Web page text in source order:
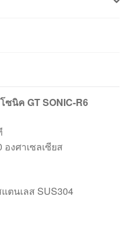
นิค GT SONIC-R6
งศาเซลเซียส
ตนเลส SUS304